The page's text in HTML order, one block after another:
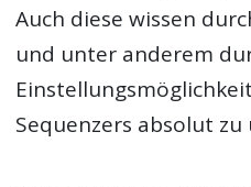
Auch diese wissen
und unter anderem
Sequenzers absolut zu